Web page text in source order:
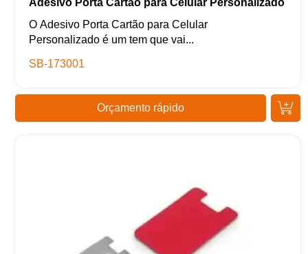
Adesivo Porta Cartão para Celular Personalizado
O Adesivo Porta Cartão para Celular
Personalizado é um tem que vai...
SB-173001
Orçamento rápido